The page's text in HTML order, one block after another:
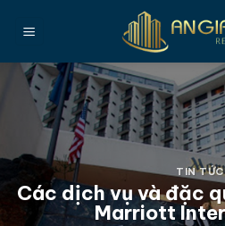
qua
dung
TIN TỨC
Các dịch vụ và đặc
Marriott